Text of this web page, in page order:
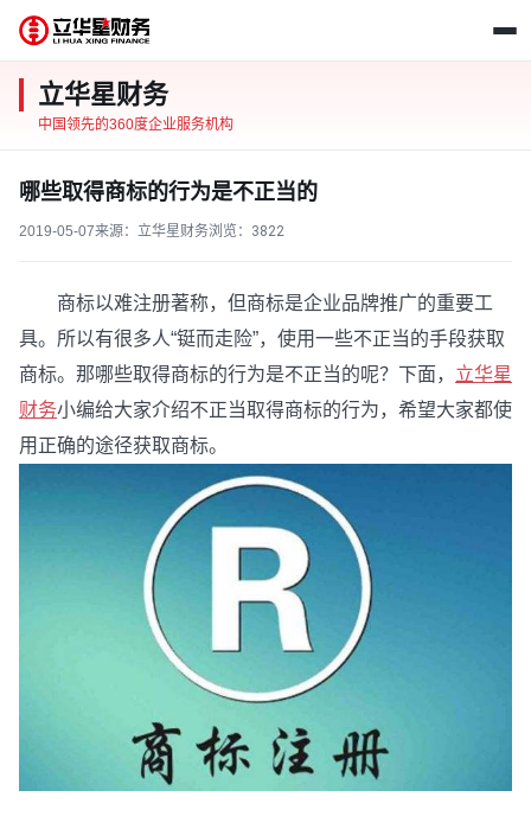
立华星财务
中国领先的360度企业服务机构
哪些取得商标的行为是不正当的
2019-05-07来源：立华星财务浏览： 3822
商标以难注册著称，但商标是企业品牌推广的重要工
具。所以有很多人“铤而走险”，使用一些不正当的手段获取
商标。那哪些取得商标的行为是不正当的呢？下面， 立华星
财务小编给大家介绍不正当取得商标的行为，希望大家都使
用正确的途径获取商标。